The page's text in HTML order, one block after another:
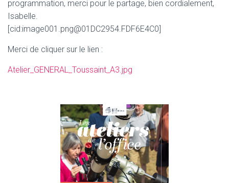
programmation, merci pour le partage, bien cordialement,
Isabelle.
[cid:image001.png@01DC2954.FDF6E4C0]
Merci de cliquer sur le lien :
Atelier_GENERAL_Toussaint_A3.jpg